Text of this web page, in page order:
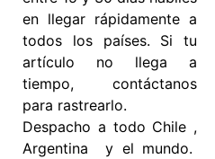
en llegar rápidamente a
todos los países. Si tu
artículo no llega a
tiempo, contáctanos
para rastrearlo.
Despacho a todo Chile ,
Argentina y el mundo.